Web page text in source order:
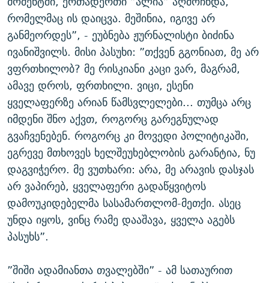
რომელმაც ის დაიცვა. მეშინია, იგივე არ
განმეორდეს”, - ეუბნება ჟურნალისტი ბიძინა
ივანიშვილს. მისი პასუხი: ”თქვენ გგონიათ, მე არ
ვფრთხილობ? მე რისკიანი კაცი ვარ, მაგრამ,
ამავე დროს, ფრთხილი. ვიცი, ესენი
ყველაფერზე არიან წამსვლელები... თუმცა არც
იმდენი შნო აქვთ, როგორც გარეგნულად
გვაჩვენებენ. როგორც კი მოვედი პოლიტიკაში,
ეგრევე მთხოვეს ხელშეუხებლობის გარანტია, ნუ
დაგვიჭერო. მე ვუთხარი: არა, მე არავის დასჯას
არ ვაპირებ, ყველაფერი გადაწყვიტოს
დამოუკიდებელმა სასამართლომ-მეთქი. ასეც
უნდა იყოს, ვინც რამე დააშავა, ყველა აგებს
პასუხს”.
”შიში ადამიანთა თვალებში” - ამ სათაურით